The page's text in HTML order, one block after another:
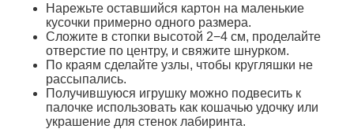
Нарежьте оставшийся картон на маленькие
кусочки примерно одного размера.
Сложите в стопки высотой 2−4 см, проделайте
отверстие по центру, и свяжите шнурком.
По краям сделайте узлы, чтобы кругляшки не
рассыпались.
Получившуюся игрушку можно подвесить к
палочке использовать как кошачью удочку или
украшение для стенок лабиринта.